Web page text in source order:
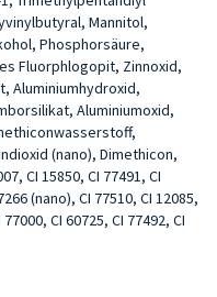
Mannitol,
Phosphorsäure,
Fluorphlogopit, Zinnoxid,
Aluminiumhydroxid,
Aluminiumoxid,
(nano), Dimethicon,
CI 15850, CI 77491, CI
(nano), CI 77510, CI 12085,
CI 60725, CI 77492, CI